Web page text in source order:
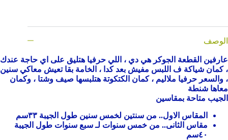
الوصف
عارفين القطعة الجوكر هي دي ، اللي حرفيا هتليق على اي حاجة عندك
، كمان شياكة ف اللبس مفيش بعد كدا ، الخامة بقا تعيش معاكي سنين
، والسعر حرفيا ملاليم ، كمان الكتكوتة هتلبسها صيف وشتا ، وكمان
معاها شنطة
الجيب متاحة بمقاسين
المقاس الاول.. من سنتين لخمس سنين طول الجيبة ٣٣سم
مقاس الثانى.. من خمس سنوات لـ سبع سنوات طول الجيبة
٤٠سم